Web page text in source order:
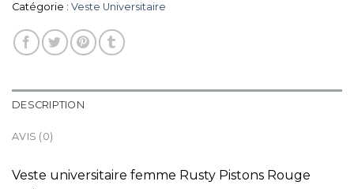
Catégorie : Veste Universitaire
DESCRIPTION
AVIS (0)
Veste universitaire femme Rusty Pistons Rouge